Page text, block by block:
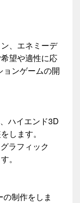
、エネミーデ
望や適性に応
ョンゲームの開
ハイエンド3D
します。
ラフィック
。
制作をしま